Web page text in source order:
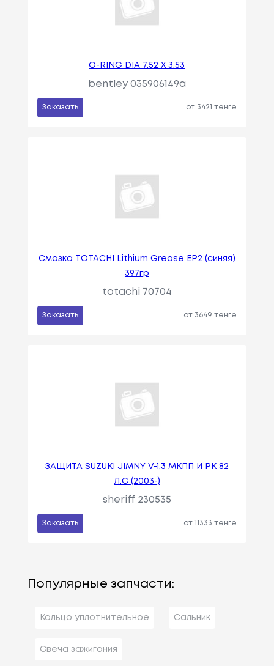
O-RING DIA 7.52 X 3.53
bentley 035906149a
Заказать от 3421 тенге
Смазка TOTACHI Lithium Grease EP2 (синяя)
397гр
totachi 70704
Заказать от 3649 тенге
ЗАЩИТА SUZUKI JIMNY V-1,3 МКПП И РК 82
Л.С (2003-)
sheriff 230535
Заказать от 11333 тенге
Популярные запчасти:
Кольцо уплотнительное Сальник
Свеча зажигания